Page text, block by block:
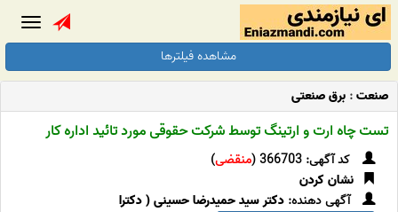
مشاهده فیلترها
صنعت: برق صنعتی
تست چاه ارت و ارتینگ توسط شرکت حقوقی مورد تائید اداره کار
کد آگهی: 366703 ( منقضی)
نشان کردن
آگهی دهنده: دکتر سید حمیدرضا حسینی ( دکترا